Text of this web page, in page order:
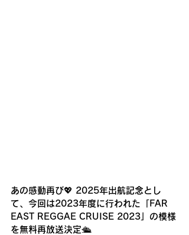
あの感動再び💖 2025年出航記念とし
て、今回は2023年度に行われた「FAR
EAST REGGAE CRUISE 2023」の模様
を無料再放送決定🛳